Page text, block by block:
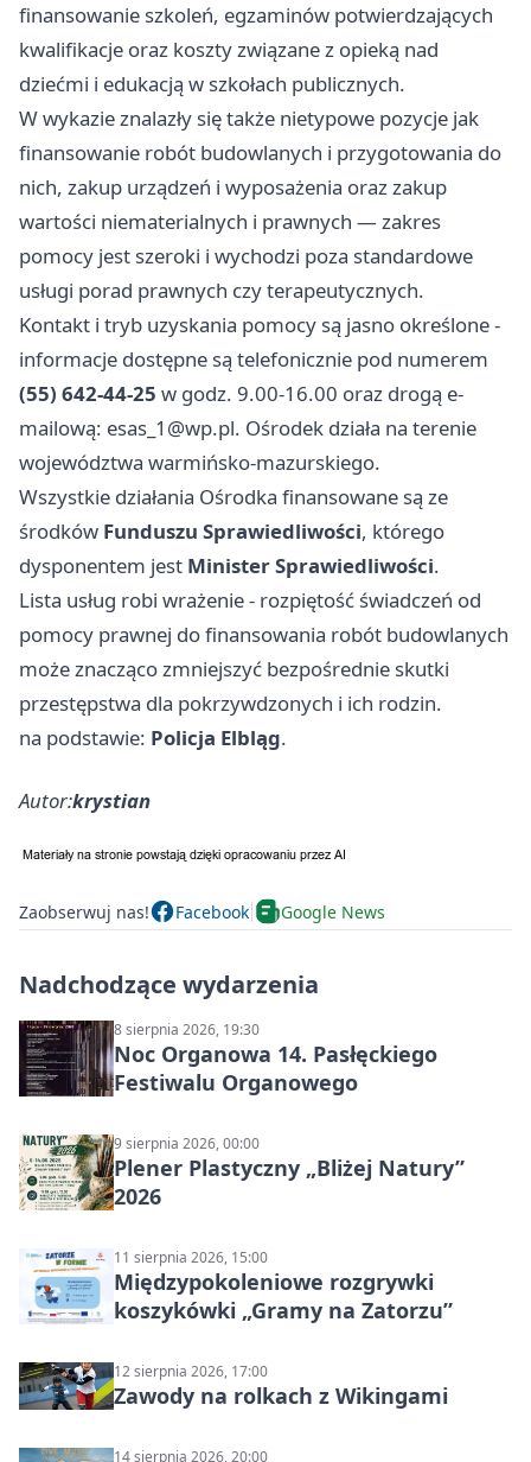
finansowanie szkoleń, egzaminów potwierdzających
kwalifikacje oraz koszty związane z opieką nad
dziećmi i edukacją w szkołach publicznych.
W wykazie znalazły się także nietypowe pozycje jak
finansowanie robót budowlanych i przygotowania do
nich, zakup urządzeń i wyposażenia oraz zakup
wartości niematerialnych i prawnych — zakres
pomocy jest szeroki i wychodzi poza standardowe
usługi porad prawnych czy terapeutycznych.
Kontakt i tryb uzyskania pomocy są jasno określone -
informacje dostępne są telefonicznie pod numerem
(55) 642-44-25 w godz. 9.00-16.00 oraz drogą e-
mailową: esas_1@wp.pl. Ośrodek działa na terenie
województwa warmińsko-mazurskiego.
Wszystkie działania Ośrodka finansowane są ze
środków Funduszu Sprawiedliwości, którego
dysponentem jest Minister Sprawiedliwości.
Lista usług robi wrażenie - rozpiętość świadczeń od
pomocy prawnej do finansowania robót budowlanych
może znacząco zmniejszyć bezpośrednie skutki
przestępstwa dla pokrzywdzonych i ich rodzin.
na podstawie: Policja Elbląg.
Autor:krystian
Zaobserwuj nas! Facebook Google News
Nadchodzące wydarzenia
8 sierpnia 2026, 19:30
Noc Organowa 14. Pasłęckiego
Festiwalu Organowego
9 sierpnia 2026, 00:00
Plener Plastyczny „Bliżej Natury”
2026
11 sierpnia 2026, 15:00
Międzypokoleniowe rozgrywki
koszykówki „Gramy na Zatorzu”
12 sierpnia 2026, 17:00
Zawody na rolkach z Wikingami
14 sierpnia 2026, 20:00